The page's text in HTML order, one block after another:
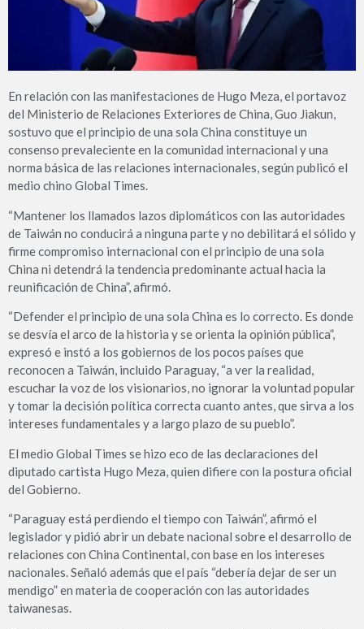
En relación con las manifestaciones de Hugo Meza, el portavoz
del Ministerio de Relaciones Exteriores de China, Guo Jiakun,
sostuvo que el principio de una sola China constituye un
consenso prevaleciente en la comunidad internacional y una
norma básica de las relaciones internacionales, según publicó el
medio chino Global Times.
“Mantener los llamados lazos diplomáticos con las autoridades
de Taiwán no conducirá a ninguna parte y no debilitará el sólido y
firme compromiso internacional con el principio de una sola
China ni detendrá la tendencia predominante actual hacia la
reunificación de China”, afirmó.
“Defender el principio de una sola China es lo correcto. Es donde
se desvía el arco de la historia y se orienta la opinión pública”,
expresó e instó a los gobiernos de los pocos países que
reconocen a Taiwán, incluido Paraguay, “a ver la realidad,
escuchar la voz de los visionarios, no ignorar la voluntad popular
y tomar la decisión política correcta cuanto antes, que sirva a los
intereses fundamentales y a largo plazo de su pueblo”.
El medio Global Times se hizo eco de las declaraciones del
diputado cartista Hugo Meza, quien difiere con la postura oficial
del Gobierno.
“Paraguay está perdiendo el tiempo con Taiwán”, afirmó el
legislador y pidió abrir un debate nacional sobre el desarrollo de
relaciones con China Continental, con base en los intereses
nacionales. Señaló además que el país “debería dejar de ser un
mendigo” en materia de cooperación con las autoridades
taiwanesas.